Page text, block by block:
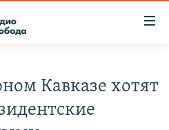
Кавказе хотят